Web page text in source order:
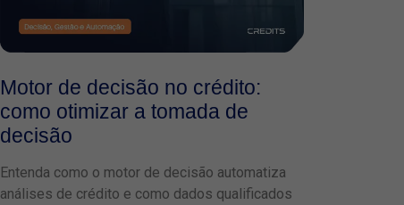
Motor de decisão no crédito:
como otimizar a tomada de
decisão
Entenda como o motor de decisão automatiza
análises de crédito e como dados qualificados